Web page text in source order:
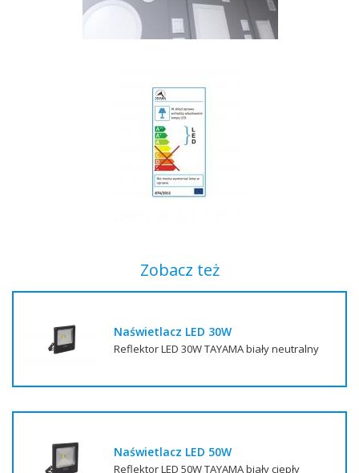
Zobacz też
Naświetlacz LED 30W
Reflektor LED 30W TAYAMA biały neutralny
Naświetlacz LED 50W
Reflektor LED 50W TAYAMA biały ciepły